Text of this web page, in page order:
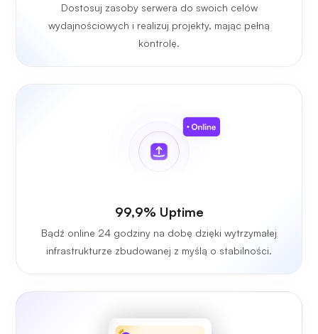
Dostosuj zasoby serwera do swoich celów
wydajnościowych i realizuj projekty, mając pełną
kontrolę.
99,9% Uptime
Bądź online 24 godziny na dobę dzięki wytrzymałej
infrastrukturze zbudowanej z myślą o stabilności.